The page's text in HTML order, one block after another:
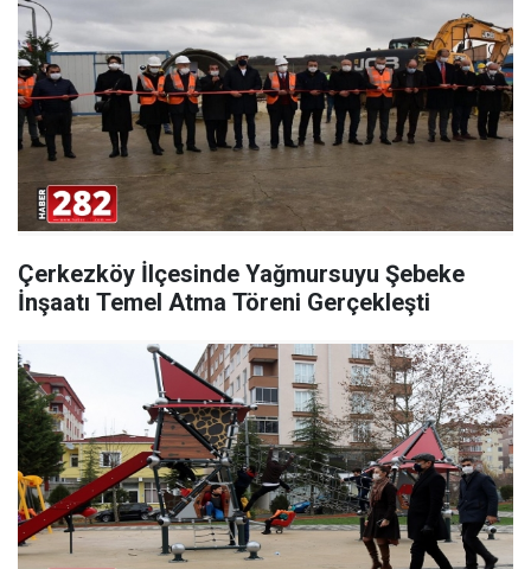
Çerkezköy İlçesinde Yağmursuyu Şebeke
İnşaatı Temel Atma Töreni Gerçekleşti